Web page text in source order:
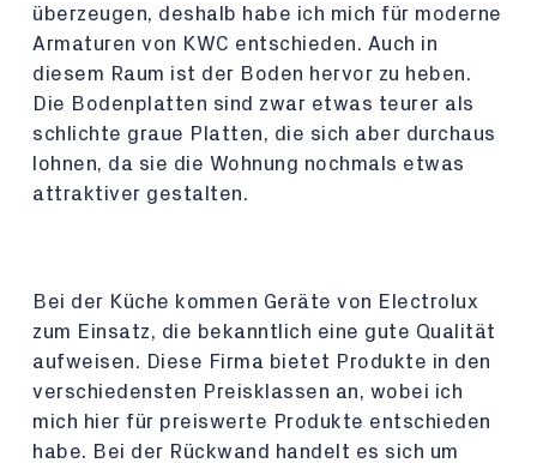
überzeugen, deshalb habe ich mich für moderne
Armaturen von KWC entschieden. Auch in
diesem Raum ist der Boden hervor zu heben.
Die Bodenplatten sind zwar etwas teurer als
schlichte graue Platten, die sich aber durchaus
lohnen, da sie die Wohnung nochmals etwas
attraktiver gestalten.
Bei der Küche kommen Geräte von Electrolux
zum Einsatz, die bekanntlich eine gute Qualität
aufweisen. Diese Firma bietet Produkte in den
verschiedensten Preisklassen an, wobei ich
mich hier für preiswerte Produkte entschieden
habe. Bei der Rückwand handelt es sich um